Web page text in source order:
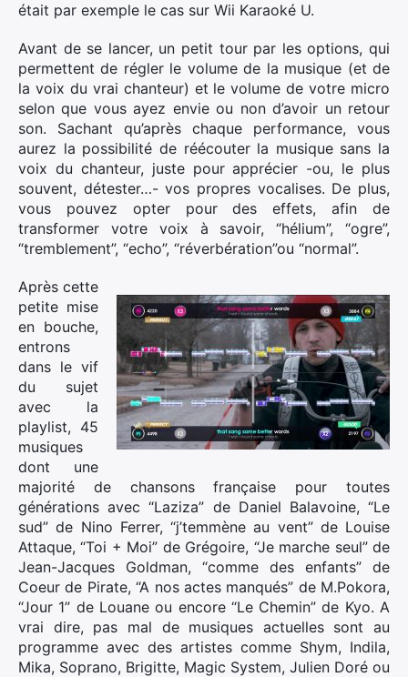
était par exemple le cas sur Wii Karaoké U.
Avant de se lancer, un petit tour par les options, qui
permettent de régler le volume de la musique (et de
la voix du vrai chanteur) et le volume de votre micro
selon que vous ayez envie ou non d’avoir un retour
son. Sachant qu’après chaque performance, vous
aurez la possibilité de réécouter la musique sans la
voix du chanteur, juste pour apprécier -ou, le plus
souvent, détester…- vos propres vocalises. De plus,
vous pouvez opter pour des effets, afin de
transformer votre voix à savoir, “hélium”, “ogre”,
“tremblement”, “echo”, “réverbération”ou “normal”.
Après cette
petite mise
en bouche,
entrons
dans le vif
du sujet
avec la
playlist, 45
musiques
dont une
majorité de chansons française pour toutes
générations avec “Laziza” de Daniel Balavoine, “Le
sud” de Nino Ferrer, “j’temmène au vent” de Louise
Attaque, “Toi + Moi” de Grégoire, “Je marche seul” de
Jean-Jacques Goldman, “comme des enfants” de
Coeur de Pirate, “A nos actes manqués” de M.Pokora,
“Jour 1” de Louane ou encore “Le Chemin” de Kyo. A
vrai dire, pas mal de musiques actuelles sont au
programme avec des artistes comme Shym, Indila,
Mika, Soprano, Brigitte, Magic System, Julien Doré ou